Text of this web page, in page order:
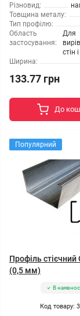
Різновид:
Товщина металу:
Тип профілю:
Область
застосування:
Для
стін
Ширина:
133.77 грн
До
Популярний
Профіль стієчний
(0,5 мм)
В
Код товару: